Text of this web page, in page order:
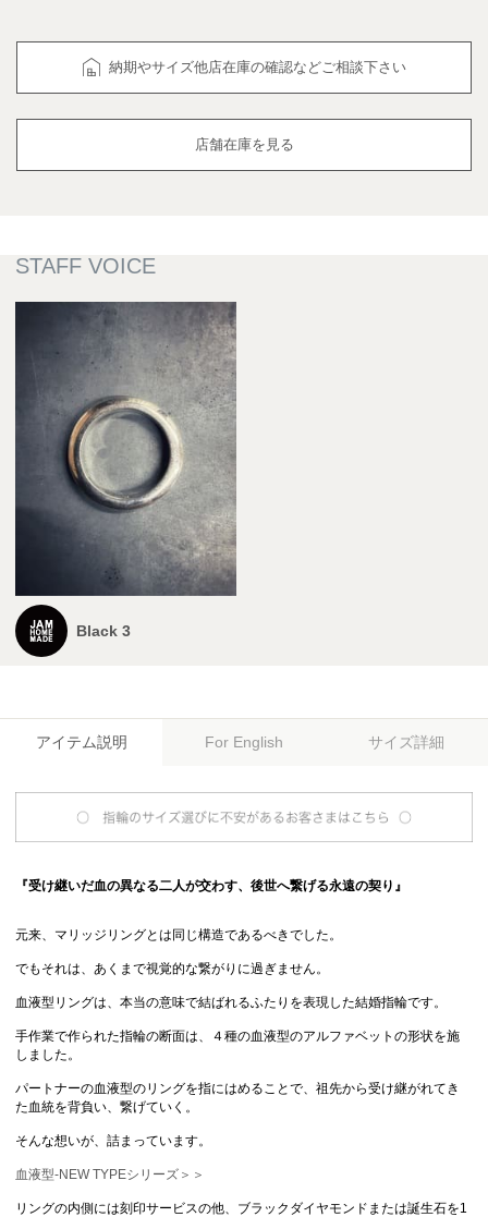
納期やサイズ他店在庫の確認などご相談下さい
店舗在庫を見る
Black 3
アイテム説明 For English サイズ詳細
『受け継いだ血の異なる二人が交わす、後世へ繋げる永遠の契り』
元来、マリッジリングとは同じ構造であるべきでした。
でもそれは、あくまで視覚的な繋がりに過ぎません。
血液型リングは、本当の意味で結ばれるふたりを表現した結婚指輪です。
手作業で作られた指輪の断面は、４種の血液型のアルファベットの形状を施
しました。
パートナーの血液型のリングを指にはめることで、祖先から受け継がれてき
た血統を背負い、繋げていく。
そんな想いが、詰まっています。
血液型-NEW TYPEシリーズ＞＞
リングの内側には刻印サービスの他、ブラックダイヤモンドまたは誕生石を1